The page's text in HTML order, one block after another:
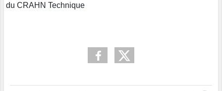
du CRAHN Technique